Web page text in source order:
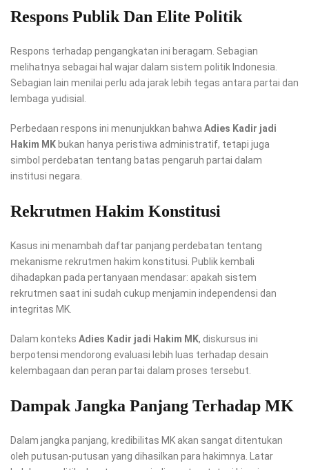
Respons Publik Dan Elite Politik
Respons terhadap pengangkatan ini beragam. Sebagian
melihatnya sebagai hal wajar dalam sistem politik Indonesia.
Sebagian lain menilai perlu ada jarak lebih tegas antara partai dan
lembaga yudisial.
Perbedaan respons ini menunjukkan bahwa Adies Kadir jadi
Hakim MKbukan hanya peristiwa administratif, tetapi juga
simbol perdebatan tentang batas pengaruh partai dalam
institusi negara.
Rekrutmen Hakim Konstitusi
Kasus ini menambah daftar panjang perdebatan tentang
mekanisme rekrutmen hakim konstitusi. Publik kembali
dihadapkan pada pertanyaan mendasar: apakah sistem
rekrutmen saat ini sudah cukup menjamin independensi dan
integritas MK.
Dalam konteks Adies Kadir jadi Hakim MK, diskursus ini
berpotensi mendorong evaluasi lebih luas terhadap desain
kelembagaan dan peran partai dalam proses tersebut.
Dampak Jangka Panjang Terhadap MK
Dalam jangka panjang, kredibilitas MK akan sangat ditentukan
oleh putusan-putusan yang dihasilkan para hakimnya. Latar